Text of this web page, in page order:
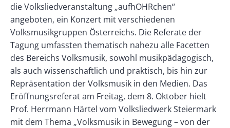
die Volksliedveranstaltung „aufhOHRchen“
angeboten, ein Konzert mit verschiedenen
Volksmusikgruppen Österreichs. Die Referate der
Tagung umfassten thematisch nahezu alle Facetten
des Bereichs Volksmusik, sowohl musikpädagogisch,
als auch wissenschaftlich und praktisch, bis hin zur
Repräsentation der Volksmusik in den Medien. Das
Eröffnungsreferat am Freitag, dem 8. Oktober hielt
Prof. Herrmann Härtel vom Volksliedwerk Steiermark
mit dem Thema „Volksmusik in Bewegung – von der